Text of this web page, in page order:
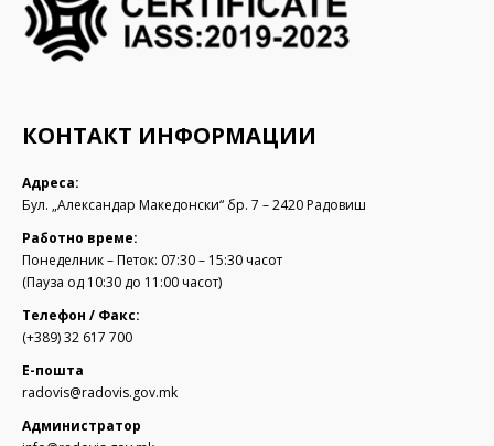
КОНТАКТ ИНФОРМАЦИИ
Адреса:
Бул. „Александар Македонски“ бр. 7 – 2420 Радовиш
Работно време:
Понеделник – Петок: 07:30 – 15:30 часот
(Пауза од 10:30 до 11:00 часот)
Телефон / Факс:
(+389) 32 617 700
Е-пошта
radovis@radovis.gov.mk
Администратор